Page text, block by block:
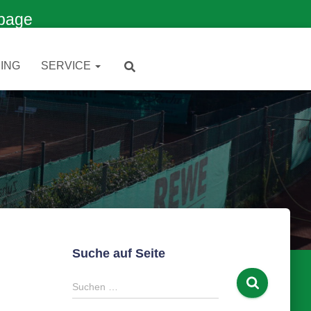
SERVICE
Suche auf Seite
S
u
Suchen …